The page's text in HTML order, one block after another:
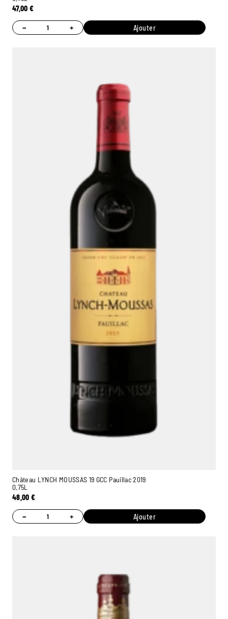
47,00€
− + Ajouter
Château LYNCH MOUSSAS 19 GCC Pauillac 2019
0,75L
48,00€
− + Ajouter